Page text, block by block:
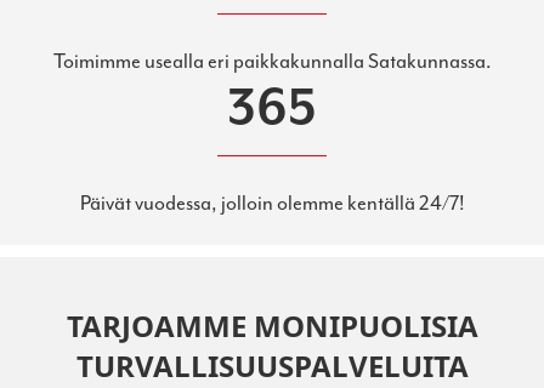
Toimimme usealla eri paikkakunnalla Satakunnassa.
365
Päivät vuodessa, jolloin olemme kentällä 24/7!
TARJOAMME MONIPUOLISIA
TURVALLISUUSPALVELUITA